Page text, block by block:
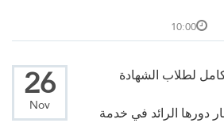
10:00
26
Nov
لطلاب الشهادة
دورها الرائد في خدمة